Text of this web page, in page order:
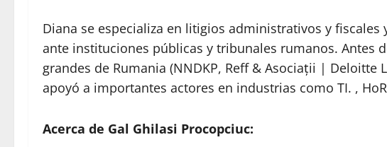
Diana se especializa en litigios administrativos y
ante instituciones públicas y tribunales rumanos. Antes
grandes de Rumania (NNDKP, Reff & Asociații |
apoyó a importantes actores en industrias como TI. ,
Acerca de Gal Ghilasi Procopciuc: